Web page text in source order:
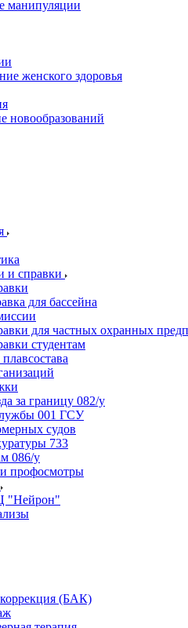
манипуляции
женского здоровья
новообразований
и справки
для бассейна
для частных охранных
студентам
за границу 082/у
001 ГСУ
судов
733
086/у
и профосмотры
"Нейрон"
коррекция (БАК)